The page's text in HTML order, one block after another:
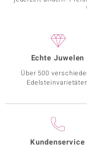
Echte Juwelen
Über 500
Kundenservice